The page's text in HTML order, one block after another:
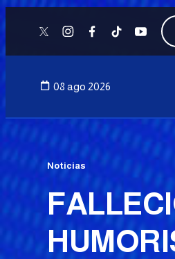
twitterinstagram
facebook
tiktok
08 ago 2026
Noticias